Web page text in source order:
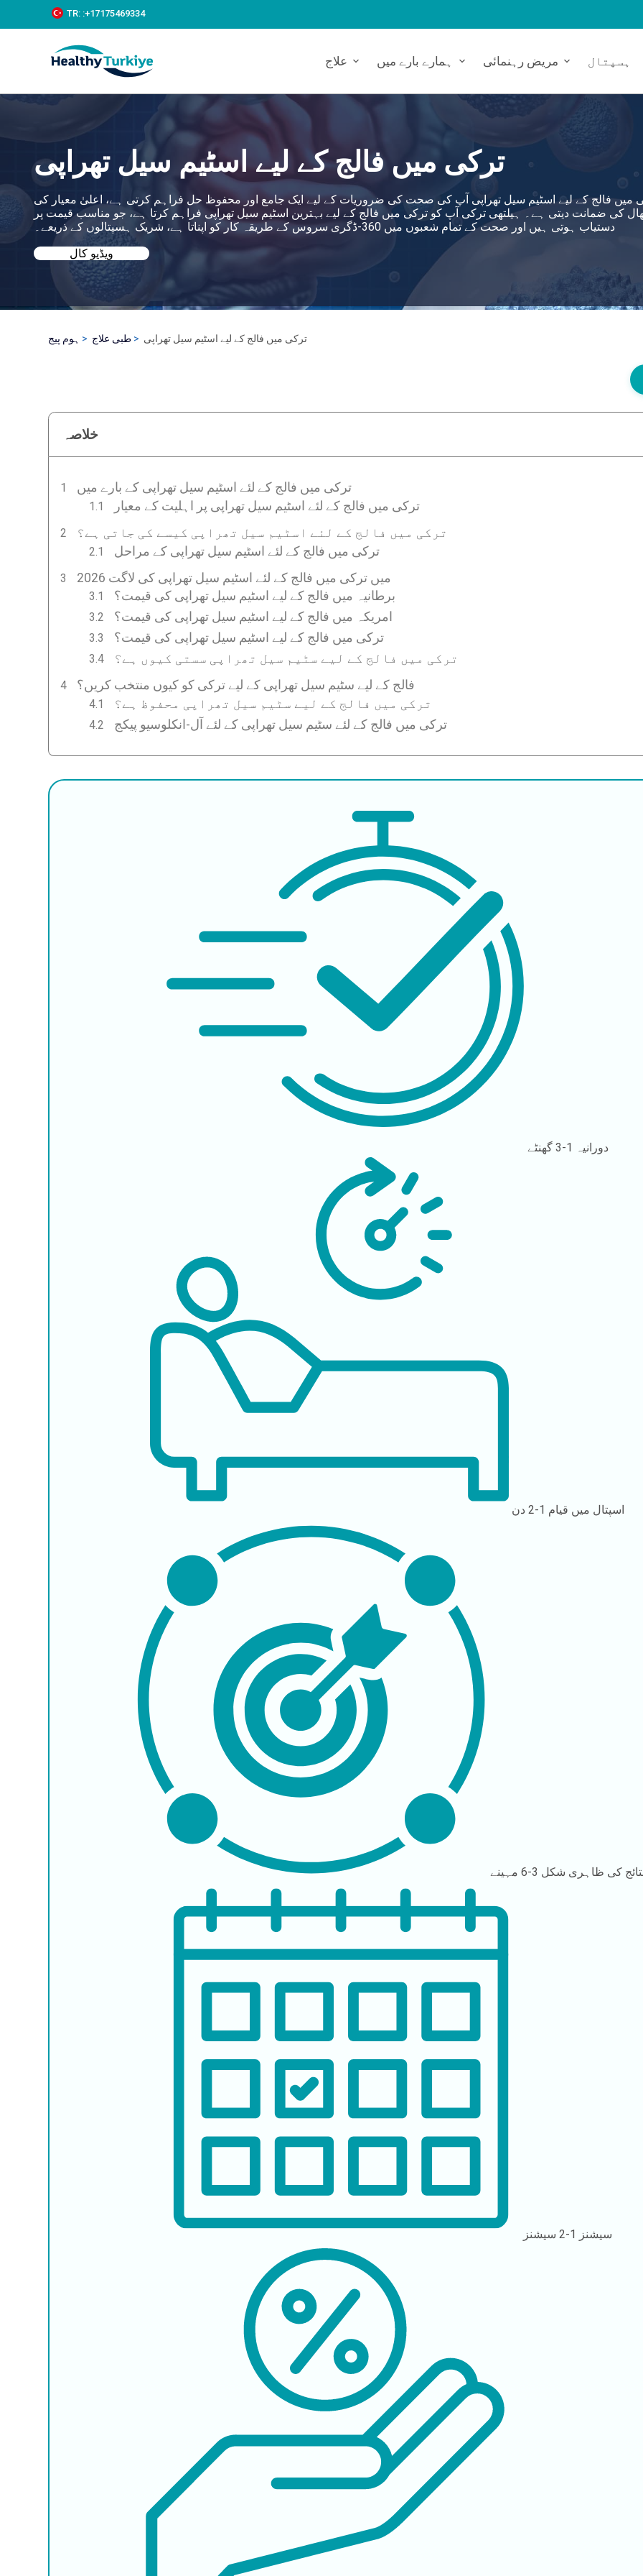
k
c
TR: :+‪17175469334‬
علاج ہمارے بارے میں مریض رہنمائی ہسپتال
ترکی میں فالج کے لیے اسٹیم سیل تھراپی
میں فالج کے لیے اسٹیم سیل تھراپی آپ کی صحت کی ضروریات کے لیے ایک جامع اور محفوظ حل فراہم کرتی ہے، اعلیٰ معیار کی
کی ضمانت دیتی ہے۔ ہیلتھی ترکی آپ کو ترکی میں فالج کے لیے بہترین اسٹیم سیل تھراپی فراہم کرتا ہے، جو مناسب قیمت پر
دستیاب ہوتی ہیں اور صحت کے تمام شعبوں میں 360-ڈگری سروس کے طریقہ کار کو اپناتا ہے، شریک ہسپتالوں کے ذریعے۔
ویڈیو کال
ہوم پیج طبی علاج ترکی میں فالج کے لیے اسٹیم سیل تھراپی
خلاصہ
ترکی میں فالج کے لئے اسٹیم سیل تھراپی کے بارے میں
ترکی میں فالج کے لئے اسٹیم سیل تھراپی پر اہلیت کے معیار
ترکی میں فالج کے لئے اسٹیم سیل تھراپی کیسے کی جاتی ہے؟
ترکی میں فالج کے لئے اسٹیم سیل تھراپی کے مراحل
2026 میں ترکی میں فالج کے لئے اسٹیم سیل تھراپی کی لاگت
برطانیہ میں فالج کے لیے اسٹیم سیل تھراپی کی قیمت؟
امریکہ میں فالج کے لیے اسٹیم سیل تھراپی کی قیمت؟
ترکی میں فالج کے لیے اسٹیم سیل تھراپی کی قیمت؟
ترکی میں فالج کے لیے سٹیم سیل تھراپی سستی کیوں ہے؟
فالج کے لیے سٹیم سیل تھراپی کے لیے ترکی کو کیوں منتخب کریں؟
ترکی میں فالج کے لیے سٹیم سیل تھراپی محفوظ ہے؟
ترکی میں فالج کے لئے سٹیم سیل تھراپی کے لئے آل-انکلوسیو پیکج
دورانیہ 1-3 گھنٹے
اسپتال میں قیام 1-2 دن
کی ظاہری شکل 3-6 مہینے
سیشنز 1-2 سیشنز